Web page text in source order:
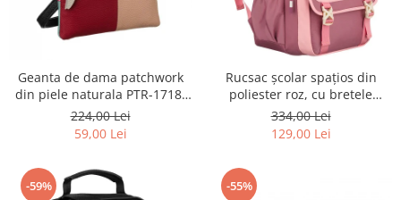
Geanta de dama patchwork
din piele naturala PTR-1718-
SKL-6922 MULTI
224,00 Lei
59,00 Lei
Rucsac școlar spațios din
poliester roz, cu bretele
reglabile - Peterson PTR-PTN
8610-1327 PINK
334,00 Lei
129,00 Lei
-59% -55%